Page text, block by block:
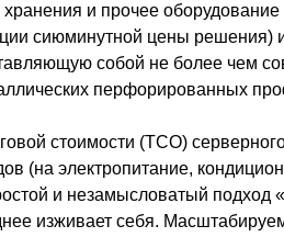
и прочее оборудование
сиюминутной цены решения)
собой не более чем
перфорированных
стоимости (ТСО)
(на электропитание,
и незамысловатый подход
изживает себя.